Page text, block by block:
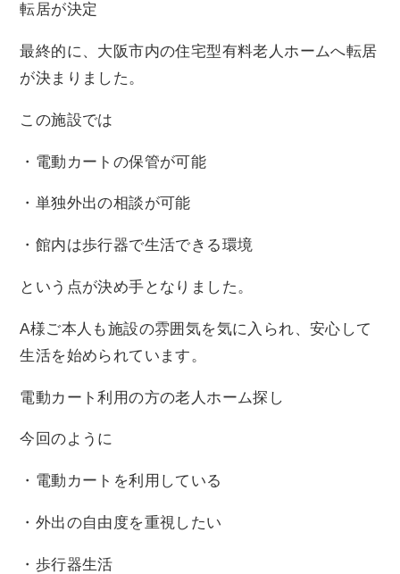
転居が決定
最終的に、大阪市内の住宅型有料老人ホームへ転居
が決まりました。
この施設では
・電動カートの保管が可能
・単独外出の相談が可能
・館内は歩行器で生活できる環境
という点が決め手となりました。
A様ご本人も施設の雰囲気を気に入られ、安心して
生活を始められています。
電動カート利用の方の老人ホーム探し
今回のように
・電動カートを利用している
・外出の自由度を重視したい
・歩行器生活